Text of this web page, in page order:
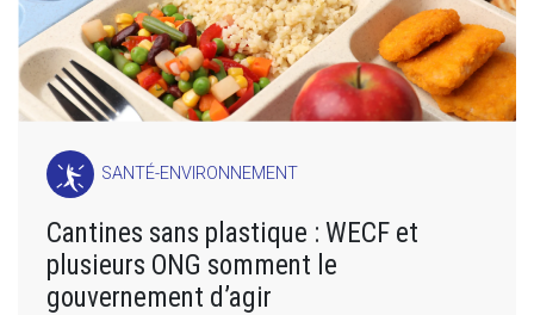
SANTÉ-ENVIRONNEMENT
Cantines sans plastique : WECF et
plusieurs ONG somment le
gouvernement d’agir